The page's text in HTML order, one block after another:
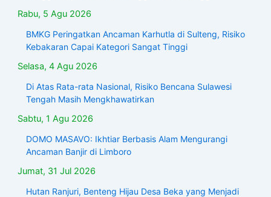
Rabu, 5 Agu 2026
BMKG Peringatkan Ancaman Karhutla di Sulteng, Risiko
Kebakaran Capai Kategori Sangat Tinggi
Selasa, 4 Agu 2026
Di Atas Rata-rata Nasional, Risiko Bencana Sulawesi
Tengah Masih Mengkhawatirkan
Sabtu, 1 Agu 2026
DOMO MASAVO: Ikhtiar Berbasis Alam Mengurangi
Ancaman Banjir di Limboro
Jumat, 31 Jul 2026
Hutan Ranjuri, Benteng Hijau Desa Beka yang Menjadi